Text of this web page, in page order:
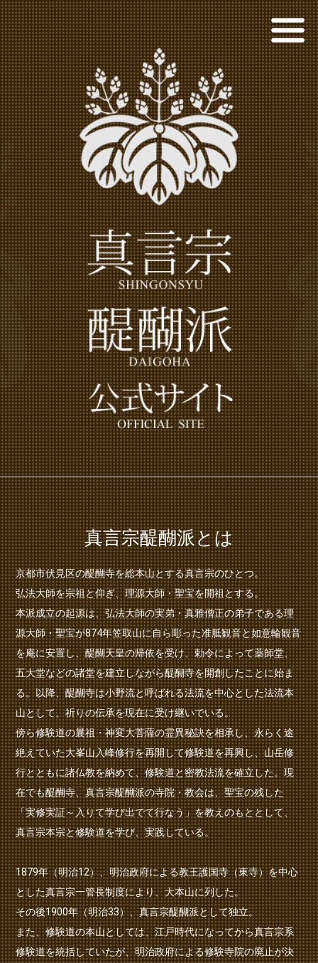
真言宗醍醐派とは
京都市伏見区の醍醐寺を総本山とする真言宗のひとつ。
弘法大師を宗祖と仰ぎ、理源大師・聖宝を開祖とする。
本派成立の起源は、弘法大師の実弟・真雅僧正の弟子である理
源大師・聖宝が874年笠取山に自ら彫った准胝観音と如意輪観音
を庵に安置し、醍醐天皇の帰依を受け、勅令によって薬師堂、
五大堂などの諸堂を建立しながら醍醐寺を開創したことに始ま
る。以降、醍醐寺は小野流と呼ばれる法流を中心とした法流本
山として、祈りの伝承を現在に受け継いでいる。
傍ら修験道の曩祖・神変大菩薩の霊異秘訣を相承し、永らく途
絶えていた大峯山入峰修行を再開して修験道を再興し、山岳修
行とともに諸仏教を納めて、修験道と密教法流を確立した。現
在でも醍醐寺、真言宗醍醐派の寺院・教会は、聖宝の残した
「実修実証～入りて学び出でて行なう」を教えのもととして、
真言宗本宗と修験道を学び、実践している。
1879年（明治12）、明治政府による教王護国寺（東寺）を中心
とした真言宗一管長制度により、大本山に列した。
その後1900年（明治33）、真言宗醍醐派として独立。
また、修験道の本山としては、江戸時代になってから真言宗系
修験道を統括していたが、明治政府による修験寺院の廃止が決